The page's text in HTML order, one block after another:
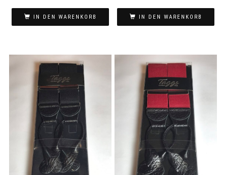
IN DEN WARENKORB IN DEN WARENKORB